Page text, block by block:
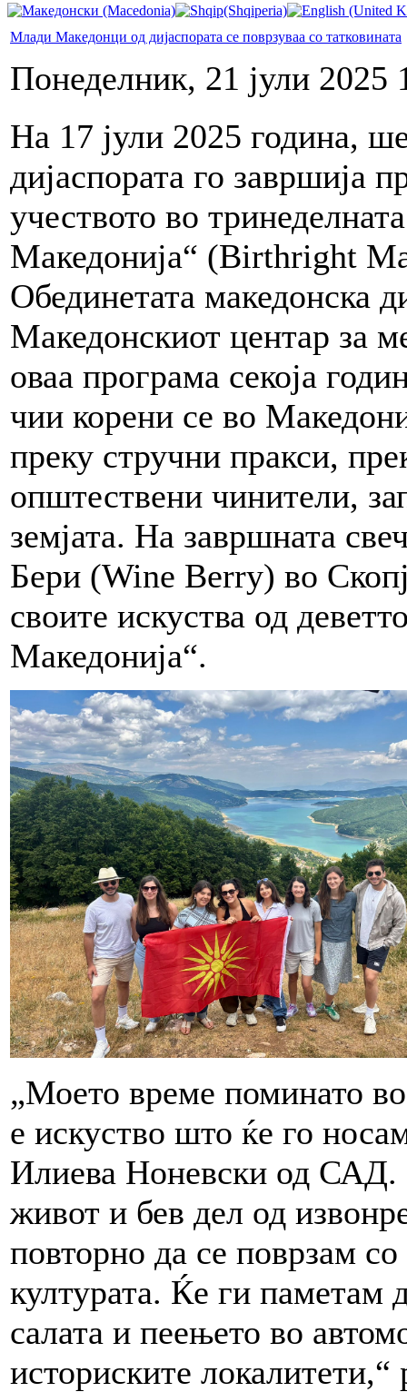
Млади Македонци од дијаспората се поврзуваа со татковината
Понеделник, 21 јули 2025
На 17 јули 2025 година,
дијаспората го завршија
учеството во
Македонија“ (Birthright
Обединетата македонска
Македонскиот центар за
оваа програма секоја
чии корени се во
преку стручни пракси,
општествени чинители,
земјата. На завршната
Бери (Wine Berry) во
своите искуства од
Македонија“.
„Моето време поминато
е искуство што ќе го
Илиева Ноневски од САД.
живот и бев дел од
повторно да се поврзам
културата. Ќе ги паметам
салата и пеењето во
историските локалитети,“